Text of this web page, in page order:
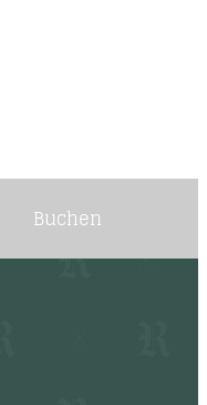
Buchen